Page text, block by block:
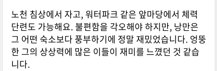
노천 침상에서 자고, 워터파크 같은 앞마당에서 체력
단련도 가능해요. 불편함을 각오해야 하지만, 낭만은
그 어떤 숙소보다 풍부하기에 정말 재밌었습니다. 엉뚱
한 그의 상상력에 많은 이들이 재미를 느꼈던 것 같습
니다.